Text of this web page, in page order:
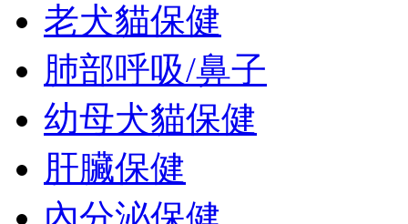
老犬貓保健
肺部呼吸/鼻子
幼母犬貓保健
肝臟保健